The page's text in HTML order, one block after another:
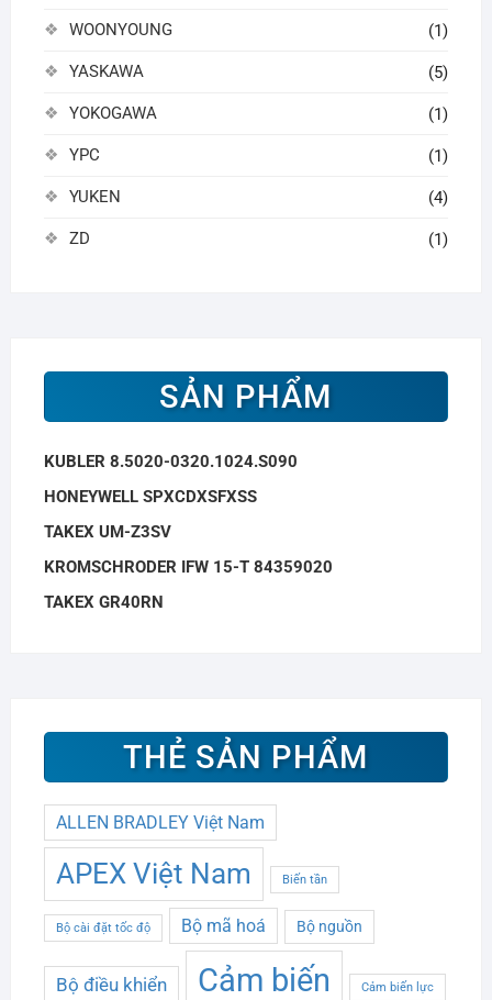
WOONYOUNG (1)
YASKAWA (5)
YOKOGAWA (1)
YPC (1)
YUKEN (4)
ZD (1)
SẢN PHẨM
KUBLER 8.5020-0320.1024.S090
HONEYWELL SPXCDXSFXSS
TAKEX UM-Z3SV
KROMSCHRODER IFW 15-T 84359020
TAKEX GR40RN
THẺ SẢN PHẨM
ALLEN BRADLEY Việt Nam
APEX Việt Nam Biến tần
Bộ cài đặt tốc độ Bộ mã hoá Bộ nguồn
Bộ điều khiển Cảm biến Cảm biến lực